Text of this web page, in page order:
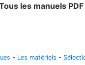
les manuels PDF
- Les matériels -